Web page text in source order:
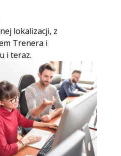
lokalizacji, z
Trenera i
i teraz.